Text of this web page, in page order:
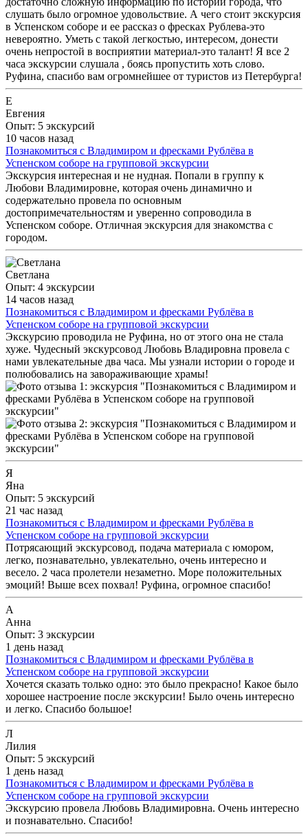
слушать было огромное удовольствие. А чего стоит экскурсия
в Успенском соборе и ее рассказ о фресках Рублева-это
невероятно. Уметь с такой легкостью, интересом, донести
очень непростой в восприятии материал-это талант! Я все 2
часа экскурсии слушала , боясь пропустить хоть слово.
Руфина, спасибо вам огромнейшее от туристов из Петербурга!
Е
Евгения
Опыт: 5 экскурсий
10 часов назад
Познакомиться с Владимиром и фресками Рублёва в
Успенском соборе на групповой экскурсии
Экскурсия интересная и не нудная. Попали в группу к
Любови Владимировне, которая очень динамично и
содержательно провела по основным
достопримечательностям и уверенно сопроводила в
Успенском соборе. Отличная экскурсия для знакомства с
городом.
Светлана
Опыт: 4 экскурсии
14 часов назад
Познакомиться с Владимиром и фресками Рублёва в
Успенском соборе на групповой экскурсии
Экскурсию проводила не Руфина, но от этого она не стала
хуже. Чудесный экскурсовод Любовь Владировна провела с
нами увлекательные два часа. Мы узнали истории о городе и
полюбовались на завораживающие храмы!
Я
Яна
Опыт: 5 экскурсий
21 час назад
Познакомиться с Владимиром и фресками Рублёва в
Успенском соборе на групповой экскурсии
Потрясающий экскурсовод, подача материала с юмором,
легко, познавательно, увлекательно, очень интересно и
весело. 2 часа пролетели незаметно. Море положительных
эмоций! Выше всех похвал! Руфина, огромное спасибо!
А
Анна
Опыт: 3 экскурсии
1 день назад
Познакомиться с Владимиром и фресками Рублёва в
Успенском соборе на групповой экскурсии
Хочется сказать только одно: это было прекрасно! Какое было
хорошее настроение после экскурсии! Было очень интересно
и легко. Спасибо большое!
Л
Лилия
Опыт: 5 экскурсий
1 день назад
Познакомиться с Владимиром и фресками Рублёва в
Успенском соборе на групповой экскурсии
Экскурсию провела Любовь Владимировна. Очень интересно
и познавательно. Спасибо!